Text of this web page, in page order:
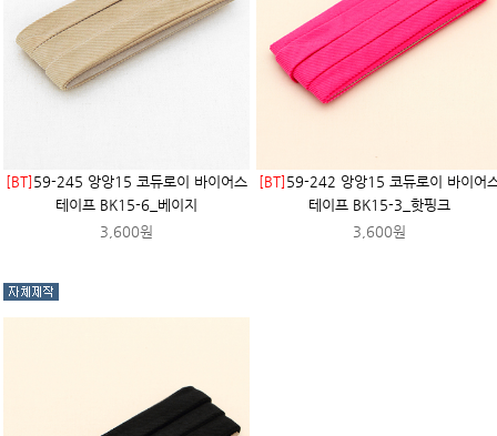
[BT] 59-245 앙앙15 코듀로이 바이어스
테이프 BK15-6_베이지
3,600원
[BT] 59-242 앙앙15 코듀로이 바이어
테이프 BK15-3_핫핑크
3,600원